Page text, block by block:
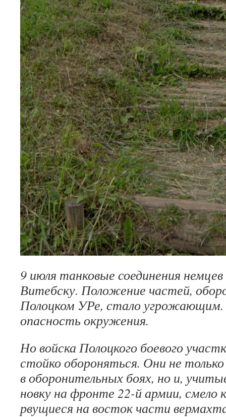
9 июля танковые соединения нем­цев
Витебску. Положение частей,
Полоцком УРе, стало угрожающим.
опасность окружения.
Но войска Полоцкого боевого
стойко обороняться. Они не только
в оборонитель­ных боях, но и,
новку на фронте 22-й армии, смело
рвущиеся на восток части